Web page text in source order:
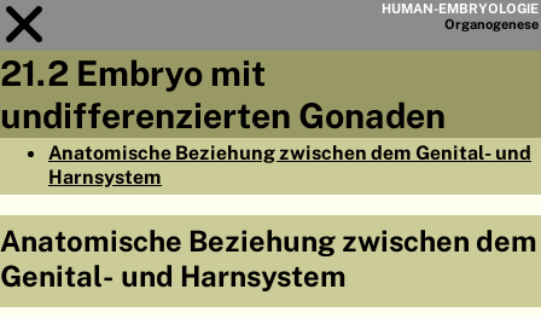
HUMAN-EMBRYOLOGIE
Organogenese
Modul
KAPITELLISTE
LERNZIELE
ABSTRAKT
21.2 Embryo mit
undifferenzierten Gonaden
Anatomische Beziehung zwischen dem Genital- und
Harnsystem
Anatomische Beziehung zwischen dem
Genital- und Harnsystem